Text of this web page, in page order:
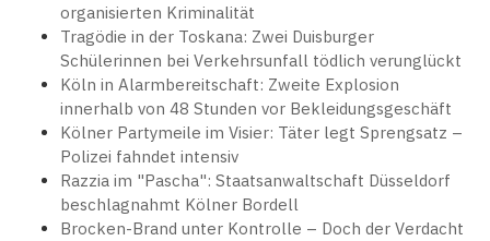
organisierten Kriminalität
Tragödie in der Toskana: Zwei Duisburger
Schülerinnen bei Verkehrsunfall tödlich verunglückt
Köln in Alarmbereitschaft: Zweite Explosion
innerhalb von 48 Stunden vor Bekleidungsgeschäft
Kölner Partymeile im Visier: Täter legt Sprengsatz –
Polizei fahndet intensiv
Razzia im "Pascha": Staatsanwaltschaft Düsseldorf
beschlagnahmt Kölner Bordell
Brocken-Brand unter Kontrolle – Doch der Verdacht